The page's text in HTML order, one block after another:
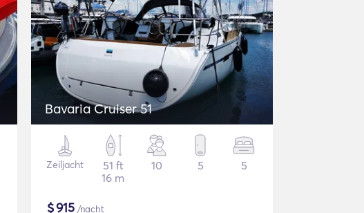
Bavaria Cruiser 51
Zeiljacht
51 ft
16 m
10 5 5
$915 /nacht